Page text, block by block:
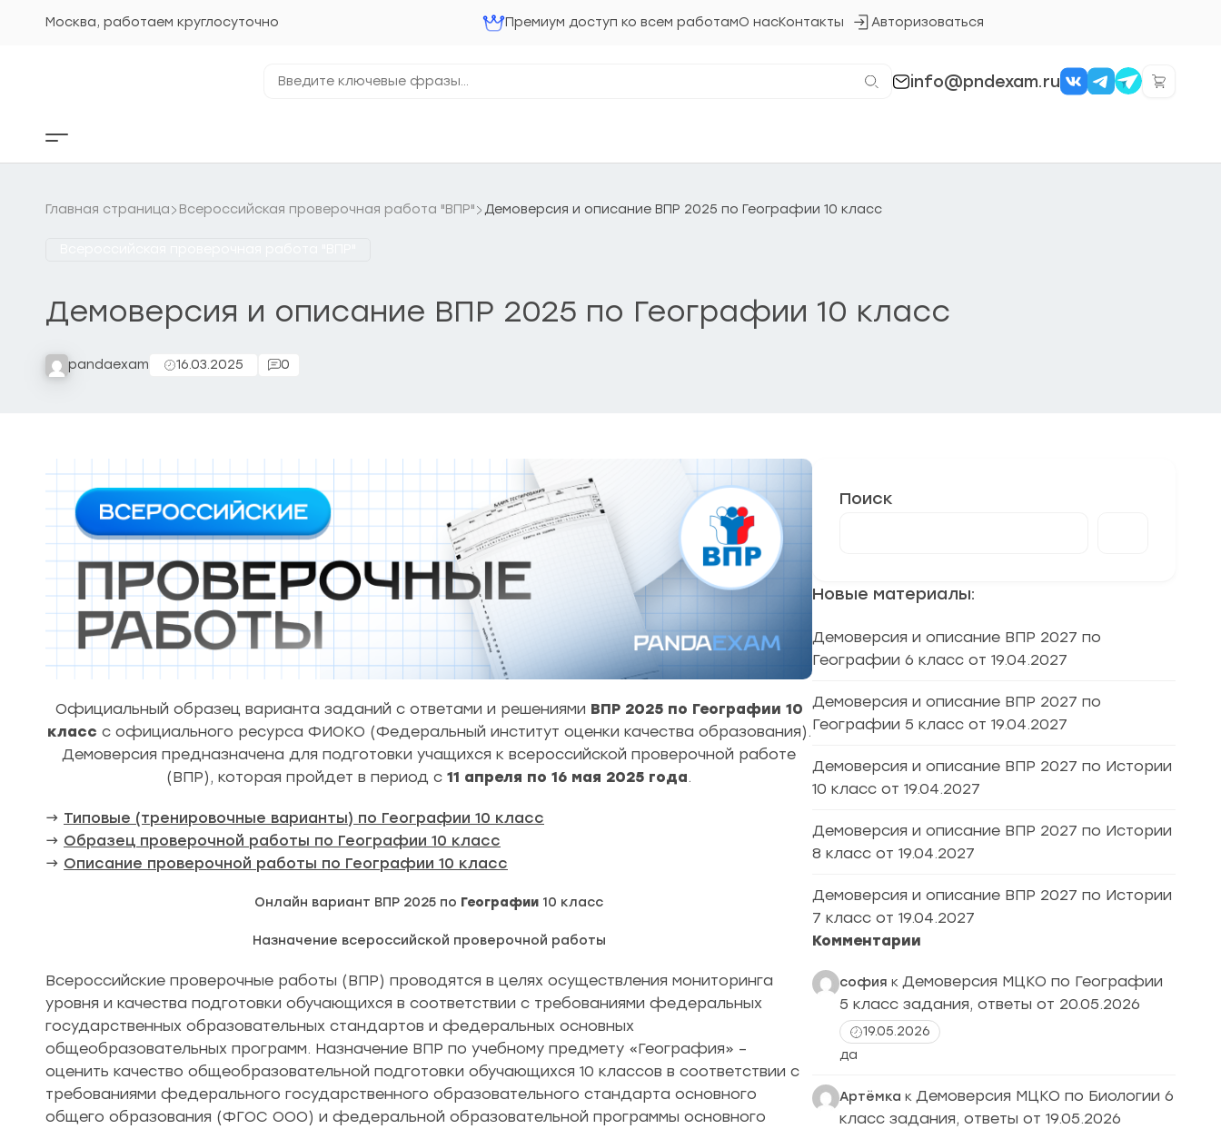
Москва, работаем круглосуточно Премиум доступ ко всем работамО насКонтакты Авторизоваться
Кнопка
ключевые
info@pndexam.ru
Кнопка
бокового
Главная страница Всероссийская проверочная работа "ВПР" Демоверсия и описание ВПР 2025 по Географии 10 класс
Демоверсия и описание ВПР 2025 по Географии 10 класс
pandaexam 16.03.2025 0
Официальный образец варианта заданий с ответами и решениями ВПР 2025 по Географии 10
класс с официального ресурса ФИОКО (Федеральный институт оценки качества образования).
Демоверсия предназначена для подготовки учащихся к всероссийской проверочной работе
(ВПР), которая пройдет в период с 11 апреля по 16 мая 2025 года.
→ Типовые (тренировочные варианты) по Географии 10 класс
→ Образец проверочной работы по Географии 10 класс
→ Описание проверочной работы по Географии 10 класс
Онлайн вариант ВПР 2025 по Географии 10 класс
Назначение всероссийской проверочной работы
Всероссийские проверочные работы (ВПР) проводятся в целях осуществления мониторинга
уровня и качества подготовки обучающихся в соответствии с требованиями федеральных
государственных образовательных стандартов и федеральных основных
общеобразовательных программ. Назначение ВПР по учебному предмету «География» –
оценить качество общеобразовательной подготовки обучающихся 10 классов в соответствии с
требованиями федерального государственного образовательного стандарта основного
общего образования (ФГОС ООО) и федеральной образовательной программы основного
Поиск
Новые материалы:
Демоверсия и описание ВПР 2027 по
Географии 6 класс от 19.04.2027
Демоверсия и описание ВПР 2027 по
Географии 5 класс от 19.04.2027
Демоверсия и описание ВПР 2027 по Истории
10 класс от 19.04.2027
Демоверсия и описание ВПР 2027 по Истории
8 класс от 19.04.2027
Демоверсия и описание ВПР 2027 по Истории
7 класс от 19.04.2027
Комментарии
софия к Демоверсия МЦКО по Географии
5 класс задания, ответы от 20.05.2026
19.05.2026
да
Артёмка к Демоверсия МЦКО по Биологии 6
класс задания, ответы от 19.05.2026